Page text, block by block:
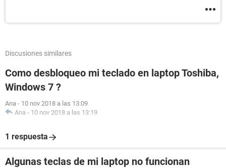
Discusiones similares
Como desbloqueo mi teclado en laptop Toshiba,
Windows 7 ?
Ana - 10 nov 2018 a las 13:09
Ana - 10 nov 2018 a las 13:19
1 respuesta
Algunas teclas de mi laptop no funcionan